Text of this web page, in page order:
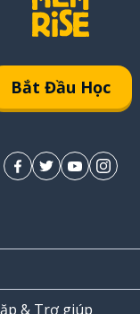
Bắt Đầu Học
& Trợ giúp